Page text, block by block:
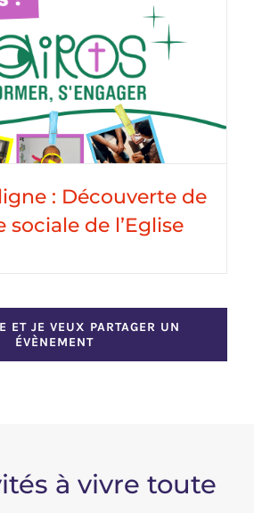
: Découverte de
sociale de l’Eglise
ET JE VEUX PARTAGER UN
ÉVÈNEMENT
à vivre toute